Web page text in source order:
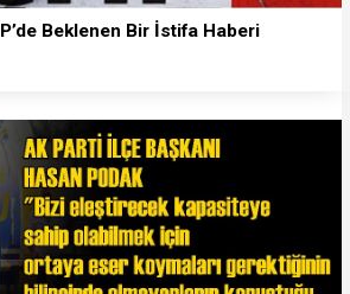
Beklenen Bir İstifa Haberi